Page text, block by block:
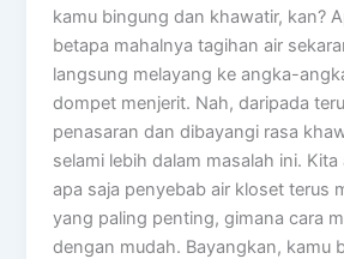
kamu bingung dan khawatir, kan?
betapa mahalnya tagihan air
langsung melayang ke angka-
dompet menjerit. Nah, daripada
penasaran dan dibayangi rasa
selami lebih dalam masalah ini.
apa saja penyebab air kloset terus
yang paling penting, gimana cara
dengan mudah. Bayangkan, kamu